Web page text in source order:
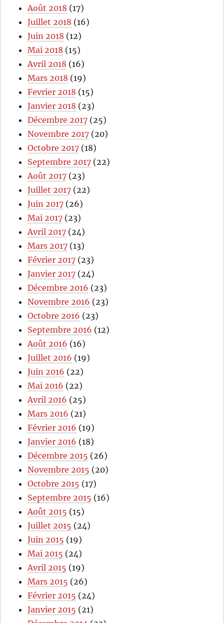
Août 2018 (17)
Juillet 2018 (16)
Juin 2018 (12)
Mai 2018 (15)
Avril 2018 (16)
Mars 2018 (19)
Fevrier 2018 (15)
Janvier 2018 (23)
Décembre 2017 (25)
Novembre 2017 (20)
Octobre 2017 (18)
Septembre 2017 (22)
Août 2017 (23)
Juillet 2017 (22)
Juin 2017 (26)
Mai 2017 (23)
Avril 2017 (24)
Mars 2017 (13)
Février 2017 (23)
Janvier 2017 (24)
Décembre 2016 (23)
Novembre 2016 (23)
Octobre 2016 (23)
Septembre 2016 (12)
Août 2016 (16)
Juillet 2016 (19)
Juin 2016 (22)
Mai 2016 (22)
Avril 2016 (25)
Mars 2016 (21)
Février 2016 (19)
Janvier 2016 (18)
Décembre 2015 (26)
Novembre 2015 (20)
Octobre 2015 (17)
Septembre 2015 (16)
Août 2015 (15)
Juillet 2015 (24)
Juin 2015 (19)
Mai 2015 (24)
Avril 2015 (19)
Mars 2015 (26)
Février 2015 (24)
Janvier 2015 (21)